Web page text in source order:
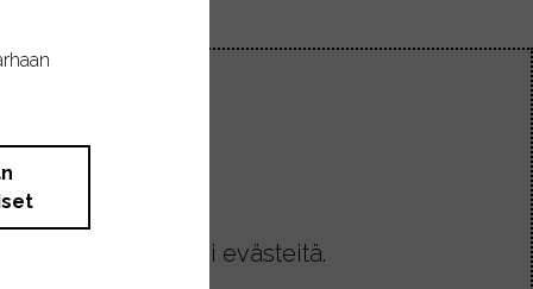
koneellesi evästeitä.